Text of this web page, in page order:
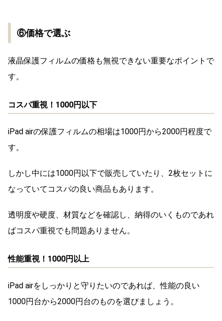
⑥価格で選ぶ
液晶保護フィルムの価格も無視できない重要なポイントで
す。
コスパ重視！1000円以下
iPad airの保護フィルムの相場は1000円から2000円程度で
す。
しかし中には1000円以下で販売していたり、2枚セットに
なっていてコスパの良い商品もあります。
透明度や硬度、材質などを確認し、納得のいくものであれ
ばコスパ重視でも問題ありません。
性能重視！1000円以上
iPad airをしっかりと守りたいのであれば、性能の良い
1000円台から2000円台のものを選びましょう。